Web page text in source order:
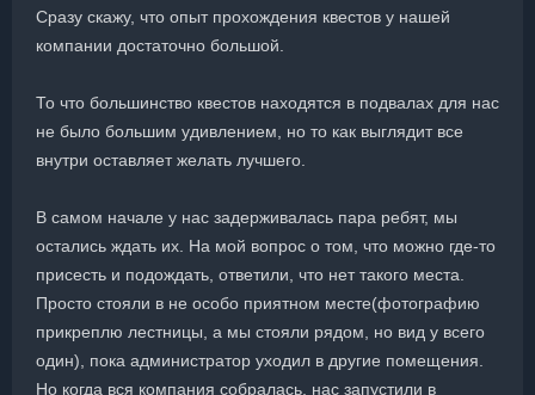
Сразу скажу, что опыт прохождения квестов у нашей
компании достаточно большой.
То что большинство квестов находятся в подвалах для нас
не было большим удивлением, но то как выглядит все
внутри оставляет желать лучшего.
В самом начале у нас задерживалась пара ребят, мы
остались ждать их. На мой вопрос о том, что можно где-то
присесть и подождать, ответили, что нет такого места.
Просто стояли в не особо приятном месте(фотографию
прикреплю лестницы, а мы стояли рядом, но вид у всего
один), пока администратор уходил в другие помещения.
Но когда вся компания собралась, нас запустили в